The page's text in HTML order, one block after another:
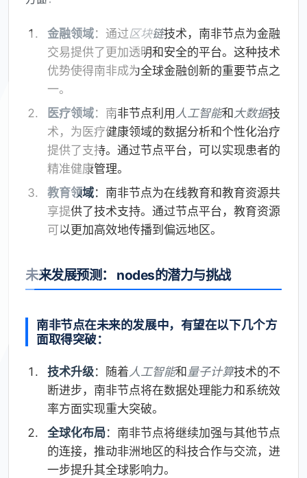
金融领域：通过区块链技术，南非节点为金融
交易提供了更加透明和安全的平台。这种技术
优势使得南非成为全球金融创新的重要节点之
一。
医疗领域：南非节点利用 人工智能和 大数据技
术，为医疗健康领域的数据分析和个性化治疗
提供了支持。通过节点平台，可以实现患者的
精准健康管理。
教育领域：南非节点为在线教育和教育资源共
享提供了技术支持。通过节点平台，教育资源
可以更加高效地传播到偏远地区。
未来发展预测： nodes的潜力与挑战
南非节点在未来的发展中，有望在以下几个方
面取得突破：
技术升级：随着人工智能和 量子计算技术的不
断进步，南非节点将在数据处理能力和系统效
率方面实现重大突破。
全球化布局：南非节点将继续加强与其他节点
的连接，推动非洲地区的科技合作与交流，进
一步提升其全球影响力。